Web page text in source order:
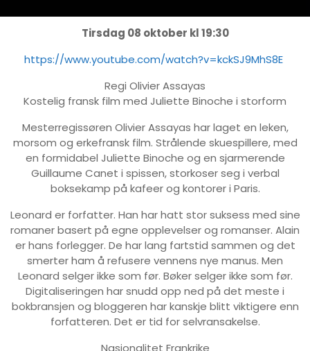
Tirsdag 08 oktober kl 19:30
https://www.youtube.com/watch?v=kckSJ9MhS8E
Regi Olivier Assayas
Kostelig fransk film med Juliette Binoche i storform
Mesterregissøren Olivier Assayas har laget en leken,
morsom og erkefransk film. Strålende skuespillere, med
en formidabel Juliette Binoche og en sjarmerende
Guillaume Canet i spissen, storkoser seg i verbal
boksekamp på kafeer og kontorer i Paris.
Leonard er forfatter. Han har hatt stor suksess med sine
romaner basert på egne opplevelser og romanser. Alain
er hans forlegger. De har lang fartstid sammen og det
smerter ham å refusere vennens nye manus. Men
Leonard selger ikke som før. Bøker selger ikke som før.
Digitaliseringen har snudd opp ned på det meste i
bokbransjen og bloggeren har kanskje blitt viktigere enn
forfatteren. Det er tid for selvransakelse.
Nasjonalitet Frankrike